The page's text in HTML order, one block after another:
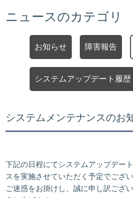
ニュースのカテゴリ
お知らせ 障害報告
システムアップデート履歴
システムメンテナンスのお
下記の日程にてシステムアップデー
スを実施させていただく予定でござい
ご迷惑をお掛けし、誠に申し訳ござ